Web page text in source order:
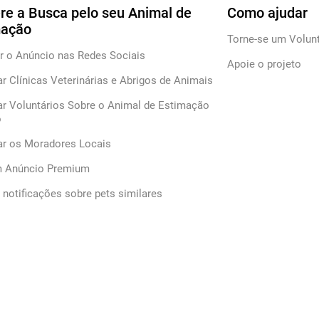
a Busca pelo seu Animal de
o Anúncio nas Redes Sociais
Clínicas Veterinárias e Abrigos de Animais
Voluntários Sobre o Animal de Estimação
os Moradores Locais
Anúncio Premium
notificações sobre pets similares
Como ajudar
Torne-se um
Apoie o projeto